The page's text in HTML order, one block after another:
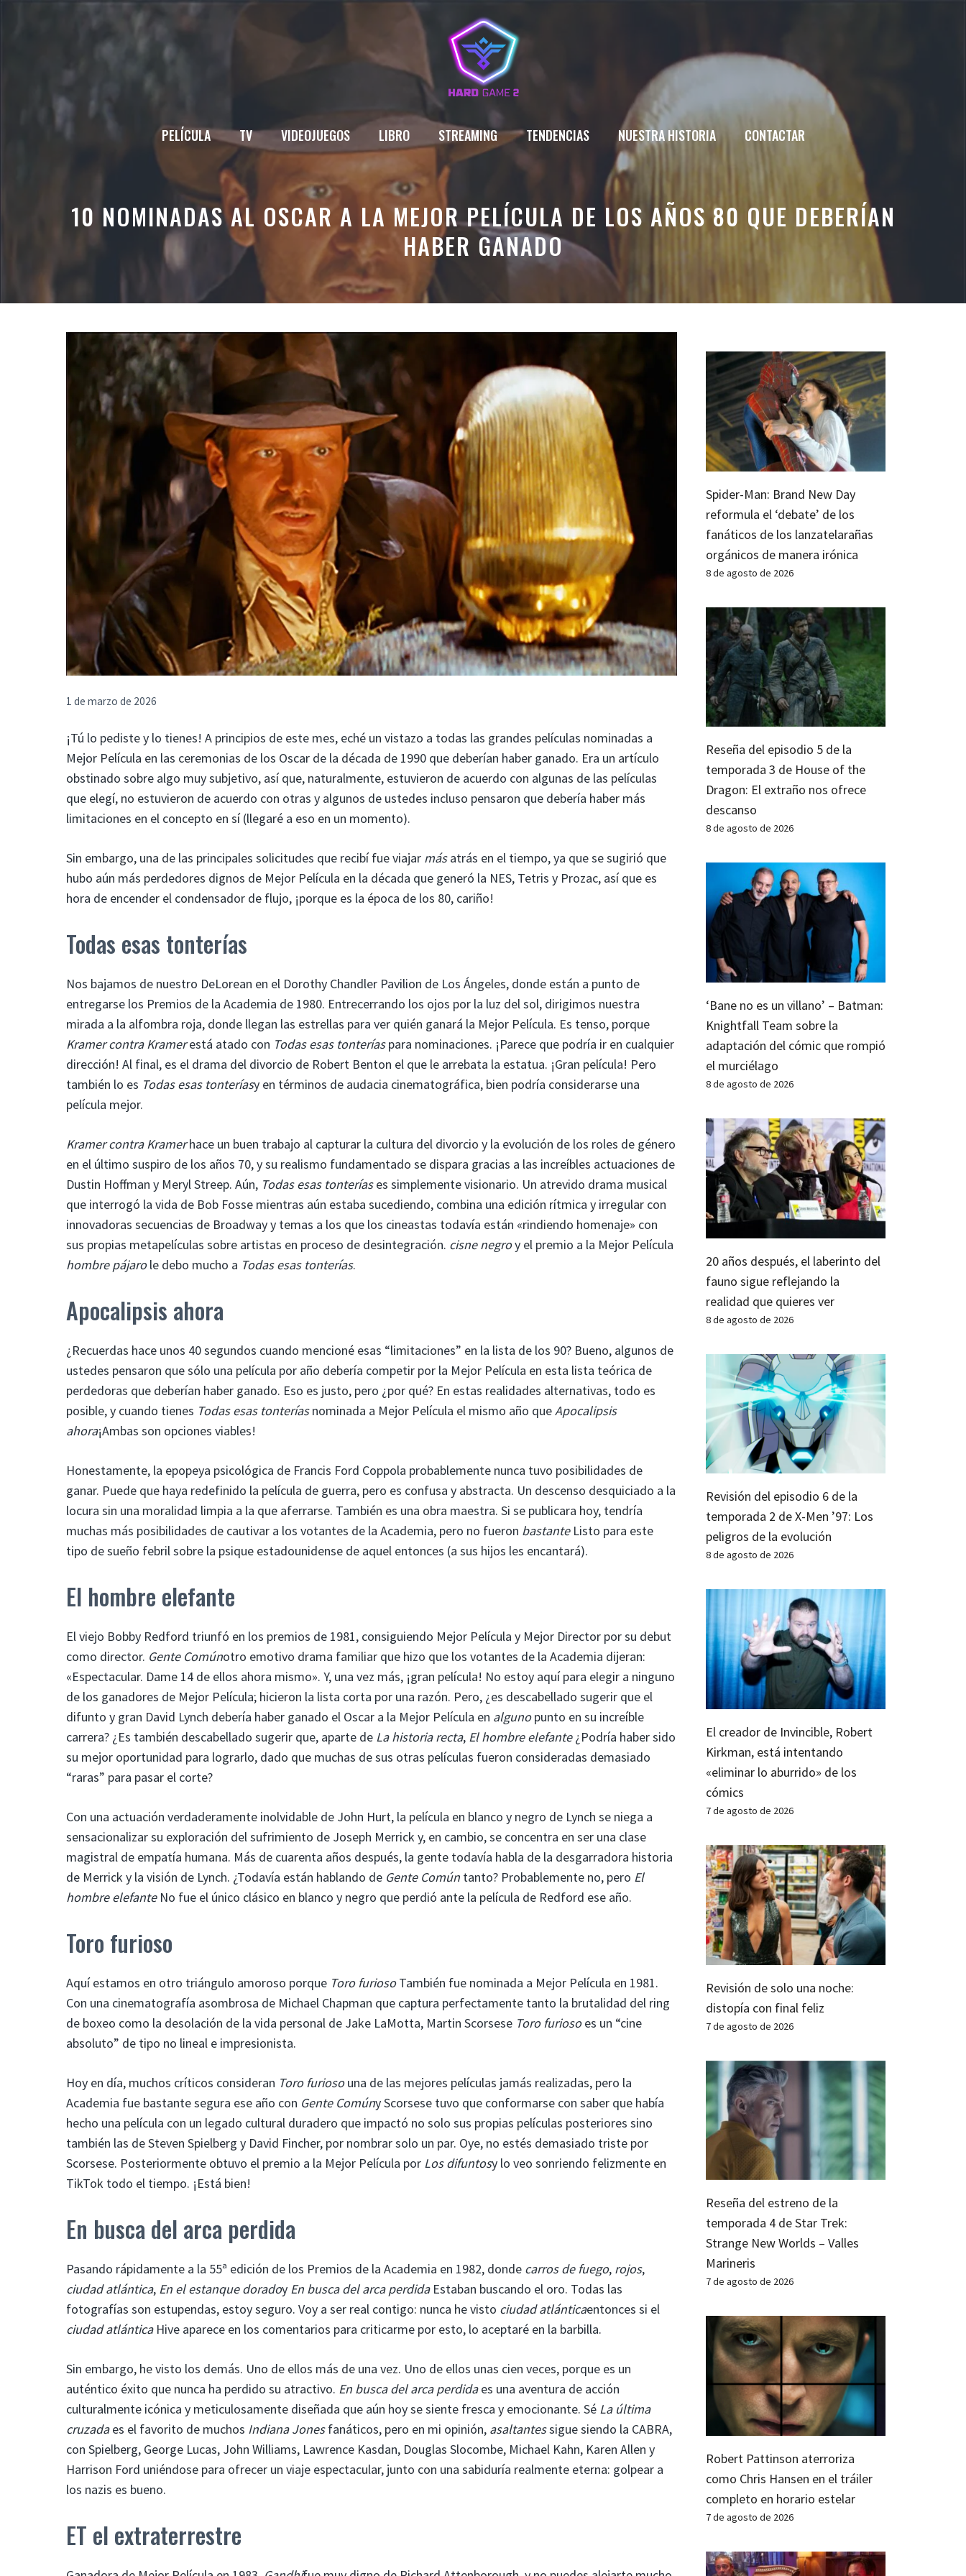
PELÍCULA TV VIDEOJUEGOS LIBRO STREAMING TENDENCIAS NUESTRA HISTORIA CONTACTAR
10 NOMINADAS AL OSCAR A LA MEJOR PELÍCULA DE LOS AÑOS 80 QUE DEBERÍAN
HABER GANADO
1 de marzo de 2026
¡Tú lo pediste y lo tienes! A principios de este mes, eché un vistazo a todas las grandes películas nominadas a
Mejor Película en las ceremonias de los Oscar de la década de 1990 que deberían haber ganado. Era un artículo
obstinado sobre algo muy subjetivo, así que, naturalmente, estuvieron de acuerdo con algunas de las películas
que elegí, no estuvieron de acuerdo con otras y algunos de ustedes incluso pensaron que debería haber más
limitaciones en el concepto en sí (llegaré a eso en un momento).
Sin embargo, una de las principales solicitudes que recibí fue viajar másatrás en el tiempo, ya que se sugirió que
hubo aún más perdedores dignos de Mejor Película en la década que generó la NES, Tetris y Prozac, así que es
hora de encender el condensador de flujo, ¡porque es la época de los 80, cariño!
Todas esas tonterías
Nos bajamos de nuestro DeLorean en el Dorothy Chandler Pavilion de Los Ángeles, donde están a punto de
entregarse los Premios de la Academia de 1980. Entrecerrando los ojos por la luz del sol, dirigimos nuestra
mirada a la alfombra roja, donde llegan las estrellas para ver quién ganará la Mejor Película. Es tenso, porque
Kramer contra Kramerestá atado con Todas esas tonteríaspara nominaciones. ¡Parece que podría ir en cualquier
dirección! Al final, es el drama del divorcio de Robert Benton el que le arrebata la estatua. ¡Gran película! Pero
también lo es Todas esas tonteríasy en términos de audacia cinematográfica, bien podría considerarse una
película mejor.
Kramer contra Kramerhace un buen trabajo al capturar la cultura del divorcio y la evolución de los roles de género
en el último suspiro de los años 70, y su realismo fundamentado se dispara gracias a las increíbles actuaciones de
Dustin Hoffman y Meryl Streep. Aún, Todas esas tonteríases simplemente visionario. Un atrevido drama musical
que interrogó la vida de Bob Fosse mientras aún estaba sucediendo, combina una edición rítmica y irregular con
innovadoras secuencias de Broadway y temas a los que los cineastas todavía están «rindiendo homenaje» con
sus propias metapelículas sobre artistas en proceso de desintegración. cisne negroy el premio a la Mejor Película
hombre pájarole debo mucho a Todas esas tonterías.
Apocalipsis ahora
¿Recuerdas hace unos 40 segundos cuando mencioné esas “limitaciones” en la lista de los 90? Bueno, algunos de
ustedes pensaron que sólo una película por año debería competir por la Mejor Película en esta lista teórica de
perdedoras que deberían haber ganado. Eso es justo, pero ¿por qué? En estas realidades alternativas, todo es
posible, y cuando tienes Todas esas tonteríasnominada a Mejor Película el mismo año queApocalipsis
ahora¡Ambas son opciones viables!
Honestamente, la epopeya psicológica de Francis Ford Coppola probablemente nunca tuvo posibilidades de
ganar. Puede que haya redefinido la película de guerra, pero es confusa y abstracta. Un descenso desquiciado a la
locura sin una moralidad limpia a la que aferrarse. También es una obra maestra. Si se publicara hoy, tendría
muchas más posibilidades de cautivar a los votantes de la Academia, pero no fueron bastanteListo para este
tipo de sueño febril sobre la psique estadounidense de aquel entonces (a sus hijos les encantará).
El hombre elefante
El viejo Bobby Redford triunfó en los premios de 1981, consiguiendo Mejor Película y Mejor Director por su debut
como director. Gente Comúnotro emotivo drama familiar que hizo que los votantes de la Academia dijeran:
«Espectacular. Dame 14 de ellos ahora mismo». Y, una vez más, ¡gran película! No estoy aquí para elegir a ninguno
de los ganadores de Mejor Película; hicieron la lista corta por una razón. Pero, ¿es descabellado sugerir que el
difunto y gran David Lynch debería haber ganado el Oscar a la Mejor Película en algunopunto en su increíble
carrera? ¿Es también descabellado sugerir que, aparte de La historia recta, El hombre elefante¿Podría haber sido
su mejor oportunidad para lograrlo, dado que muchas de sus otras películas fueron consideradas demasiado
“raras” para pasar el corte?
Con una actuación verdaderamente inolvidable de John Hurt, la película en blanco y negro de Lynch se niega a
sensacionalizar su exploración del sufrimiento de Joseph Merrick y, en cambio, se concentra en ser una clase
magistral de empatía humana. Más de cuarenta años después, la gente todavía habla de la desgarradora historia
de Merrick y la visión de Lynch. ¿Todavía están hablando de Gente Común tanto? Probablemente no, pero El
hombre elefanteNo fue el único clásico en blanco y negro que perdió ante la película de Redford ese año.
Toro furioso
Aquí estamos en otro triángulo amoroso porque Toro furiosoTambién fue nominada a Mejor Película en 1981.
Con una cinematografía asombrosa de Michael Chapman que captura perfectamente tanto la brutalidad del ring
de boxeo como la desolación de la vida personal de Jake LaMotta, Martin Scorsese Toro furiosoes un “cine
absoluto” de tipo no lineal e impresionista.
Hoy en día, muchos críticos consideran Toro furiosouna de las mejores películas jamás realizadas, pero la
Academia fue bastante segura ese año con Gente Comúny Scorsese tuvo que conformarse con saber que había
hecho una película con un legado cultural duradero que impactó no solo sus propias películas posteriores sino
también las de Steven Spielberg y David Fincher, por nombrar solo un par. Oye, no estés demasiado triste por
Scorsese. Posteriormente obtuvo el premio a la Mejor Película por Los difuntosy lo veo sonriendo felizmente en
TikTok todo el tiempo. ¡Está bien!
En busca del arca perdida
Pasando rápidamente a la 55ª edición de los Premios de la Academia en 1982, donde carros de fuego, rojos,
ciudad atlántica, En el estanque doradoy En busca del arca perdidaEstaban buscando el oro. Todas las
fotografías son estupendas, estoy seguro. Voy a ser real contigo: nunca he visto ciudad atlánticaentonces si el
ciudad atlánticaHive aparece en los comentarios para criticarme por esto, lo aceptaré en la barbilla.
Sin embargo, he visto los demás. Uno de ellos más de una vez. Uno de ellos unas cien veces, porque es un
auténtico éxito que nunca ha perdido su atractivo. En busca del arca perdidaes una aventura de acción
culturalmente icónica y meticulosamente diseñada que aún hoy se siente fresca y emocionante. Sé La última
cruzadaes el favorito de muchos Indiana Jonesfanáticos, pero en mi opinión, asaltantessigue siendo la CABRA,
con Spielberg, George Lucas, John Williams, Lawrence Kasdan, Douglas Slocombe, Michael Kahn, Karen Allen y
Harrison Ford uniéndose para ofrecer un viaje espectacular, junto con una sabiduría realmente eterna: golpear a
los nazis es bueno.
ET el extraterrestre
Spider-Man: Brand New Day
reformula el ‘debate’ de los
fanáticos de los lanzatelarañas
orgánicos de manera irónica
8 de agosto de 2026
Reseña del episodio 5 de la
temporada 3 de House of the
Dragon: El extraño nos ofrece
descanso
8 de agosto de 2026
‘Bane no es un villano’ – Batman:
Knightfall Team sobre la
adaptación del cómic que rompió
el murciélago
8 de agosto de 2026
20 años después, el laberinto del
fauno sigue reflejando la
realidad que quieres ver
8 de agosto de 2026
Revisión del episodio 6 de la
temporada 2 de X-Men ’97: Los
peligros de la evolución
8 de agosto de 2026
El creador de Invincible, Robert
Kirkman, está intentando
«eliminar lo aburrido» de los
cómics
7 de agosto de 2026
Revisión de solo una noche:
distopía con final feliz
7 de agosto de 2026
Reseña del estreno de la
temporada 4 de Star Trek:
Strange New Worlds – Valles
Marineris
7 de agosto de 2026
Robert Pattinson aterroriza
como Chris Hansen en el tráiler
completo en horario estelar
7 de agosto de 2026